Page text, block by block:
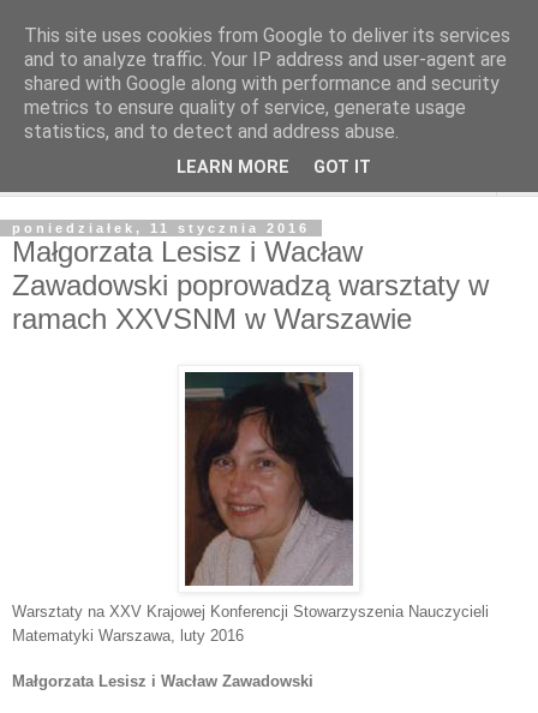
poniedziałek, 11 stycznia 2016
Małgorzata Lesisz i Wacław
Zawadowski poprowadzą warsztaty w
ramach XXVSNM w Warszawie
Warsztaty na XXV Krajowej Konferencji Stowarzyszenia Nauczycieli
Matematyki Warszawa , luty 2016
Małgorzata Lesisz i Wacław Zawadowski
This site uses cookies from Google to deliver its services
and to analyze traffic. Your IP address and user-agent are
shared with Google along with performance and security
metrics to ensure quality of service, generate usage
statistics, and to detect and address abuse.
LEARN MORE GOT IT